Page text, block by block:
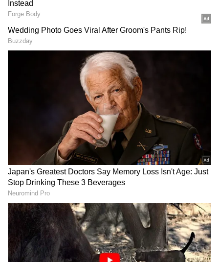
ఎగసి పడుతున్న బావి నీళ్లు |
Virparada village | Gujarat
Wage | Asianet News Telugu
తమిళనాడు బడ్జెట్ విజయ్
ఆసక్తికర కేటాయింపులు | Tamil
Nadu CM Vijay Mega Budget
వెనకా, ముందు ఎస్కార్ట్ రైళ్లు..
మధ్యలో రాష్ట్రపతి కోసం ప్రత్యేక
రైలు. ఇదొక న‌డిచే రాజ‌భ‌వ‌నం
LATEST VIDEOS
గుజరాత్‌లో వింత ఘటన అలల్లా ఎగసి
పడుతున్న బావి నీళ్లు | Virparada village |
Gujarat mysterious well
బంగాళాఖాతంలో అల్పపీడనం...ఇక ఏపీలో
దంచుడే | Asianet News Telugu